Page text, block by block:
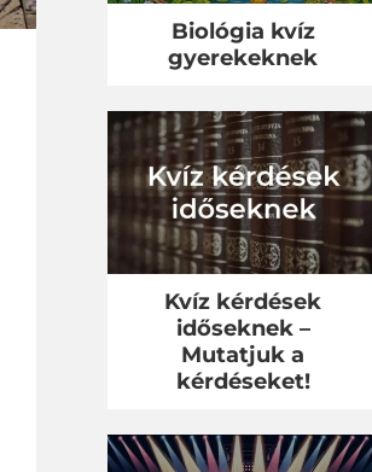
Biológia kvíz
gyerekeknek
Kvíz kérdések
időseknek –
Mutatjuk a
kérdéseket!